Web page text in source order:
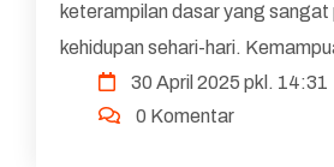
keterampilan dasar yang
kehidupan sehari-hari.
menggunakan, dan menafsirkan
menjadi kunci bagi indivi...
30 April 2025 pkl. 14:31
0 Komentar